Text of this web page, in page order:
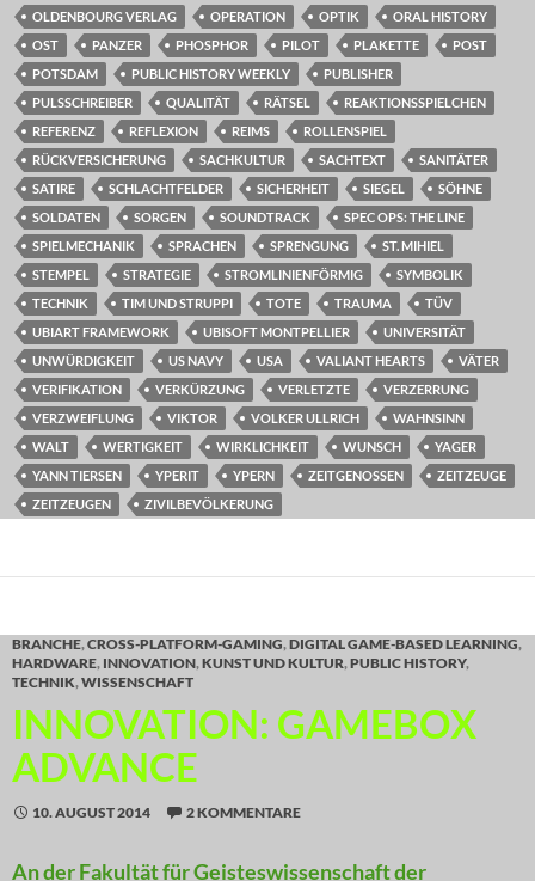
OLDENBOURG VERLAG
OPERATION OPTIK
ORAL HISTORY
OST
PANZER PHOSPHOR PILOT PLAKETTE
POST
POTSDAM
PUBLIC HISTORY WEEKLY
PUBLISHER
PULSSCHREIBER
QUALITÄT RÄTSEL
REAKTIONSSPIELCHEN
REFERENZ
REFLEXION REIMS
ROLLENSPIEL
RÜCKVERSICHERUNG
SACHKULTUR SACHTEXT
SANITÄTER
SATIRE
SCHLACHTFELDER SICHERHEIT SIEGEL
SÖHNE
SOLDATEN
SORGEN SOUNDTRACK
SPEC OPS: THE LINE
SPIELMECHANIK
SPRACHEN SPRENGUNG
ST. MIHIEL
STEMPEL
STRATEGIE STROMLINIENFÖRMIG
SYMBOLIK
TECHNIK
TIM UND STRUPPI TOTE TRAUMA
TÜV
UBIART FRAMEWORK
UBISOFT MONTPELLIER
UNIVERSITÄT
UNWÜRDIGKEIT
US NAVY USA VALIANT HEARTS
VÄTER
VERIFIKATION
VERKÜRZUNG VERLETZTE
VERZERRUNG
VERZWEIFLUNG
VIKTOR VOLKER ULLRICH
WAHNSINN
WALT
WERTIGKEIT WIRKLICHKEIT WUNSCH
YAGER
YANN TIERSEN
YPERIT YPERN ZEITGENOSSEN
ZEITZEUGE
ZEITZEUGEN
ZIVILBEVÖLKERUNG
BRANCHE,CROSS-PLATFORM-GAMING,DIGITAL GAME-BASED LEARNING,
HARDWARE, INNOVATION,KUNST UND KULTUR,PUBLIC HISTORY,
TECHNIK,WISSENSCHAFT
INNOVATION: GAMEBOX
ADVANCE
10. AUGUST 2014 2 KOMMENTARE
An der Fakultät für Geisteswissenschaft der